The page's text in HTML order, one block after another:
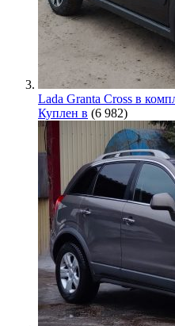
Lada Granta Cross в
Куплен в (6 982)